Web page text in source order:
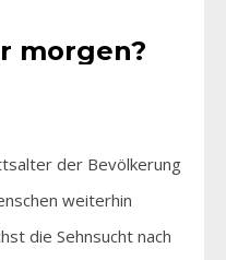
morgen?
der Bevölkerung
weiterhin
die Sehnsucht nach